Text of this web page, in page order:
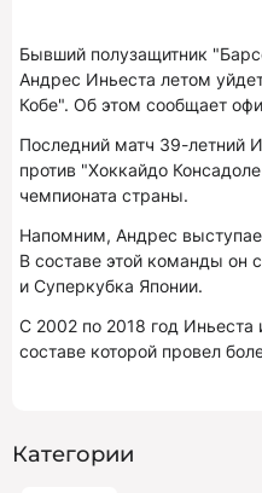
Бывший полузащитник
Андрес Иньеста летом
Кобе". Об этом сообщает
Последний матч 39-летний
против "Хоккайдо
чемпионата страны.
Напомним, Андрес
В составе этой команды он
и Суперкубка Японии.
С 2002 по 2018 год Иньеста
составе которой провел
Категории